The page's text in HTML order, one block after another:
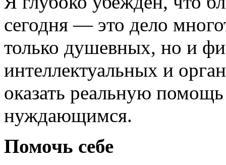
сегодня — это дело
только душевных, но и
интеллектуальных и
оказать реальную
нуждающимся.
Помочь себе